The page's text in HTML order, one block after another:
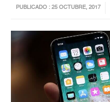
PUBLICADO : 25 OCTUBRE, 2017